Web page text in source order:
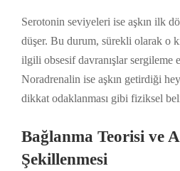
Serotonin seviyeleri ise aşkın ilk
düşer. Bu durum, sürekli olarak o
ilgili obsesif davranışlar sergileme
Noradrenalin ise aşkın getirdiği
dikkat odaklanması gibi fiziksel
Bağlanma Teorisi ve
Şekillenmesi